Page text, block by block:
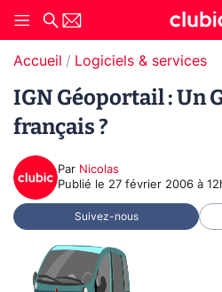
Accueil Logiciels & services
IGN Géoportail : Un
français ?
Par Nicolas
Publié le 27 février 2006 à
Suivez-nous